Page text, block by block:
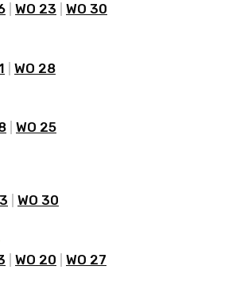
WO 23 WO 30
WO 28
WO 25
WO 30
WO 20 WO 27